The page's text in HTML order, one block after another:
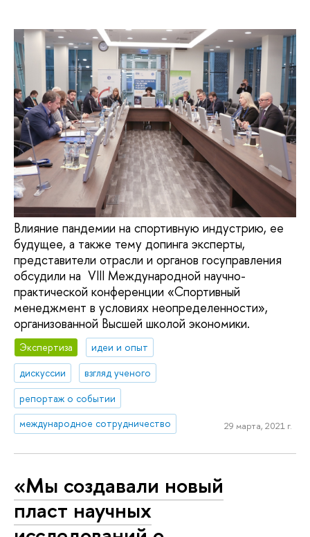
Влияние пандемии на спортивную индустрию, ее
будущее, а также тему допинга эксперты,
представители отрасли и органов госуправления
обсудили на VIII Международной научно-
практической конференции «Спортивный
менеджмент в условиях неопределенности»,
организованной Высшей школой экономики.
Экспертиза
идеи и опыт
дискуссии
взгляд ученого
репортаж о событии
международное сотрудничество
29 марта, 2021 г.
«Мы создавали новый
пласт научных